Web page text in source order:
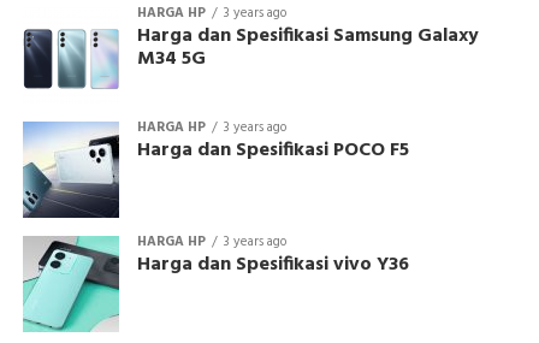
HARGA HP 3 years ago
Harga dan Spesifikasi Samsung Galaxy
M34 5G
HARGA HP 3 years ago
Harga dan Spesifikasi POCO F5
HARGA HP 3 years ago
Harga dan Spesifikasi vivo Y36